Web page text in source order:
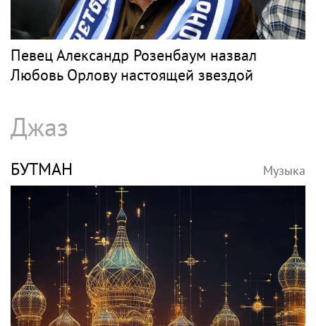
Певец Александр Розенбаум назвал
Любовь Орлову настоящей звездой
Джаз
БУТМАН Музыка